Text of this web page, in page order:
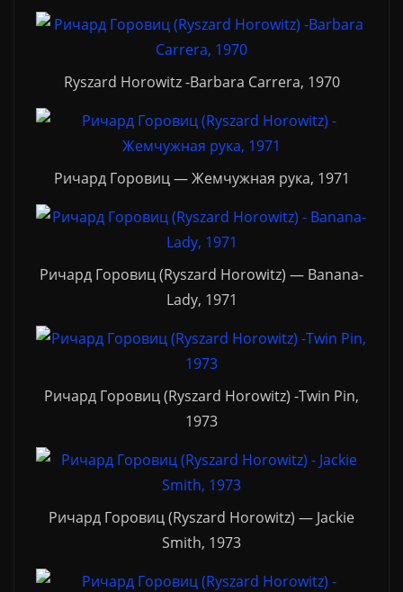
Ryszard Horowitz -Barbara Carrera, 1970
Ричард Горовиц — Жемчужная рука, 1971
Ричард Горовиц (Ryszard Horowitz) — Banana-
Lady, 1971
Ричард Горовиц (Ryszard Horowitz) -Twin Pin,
1973
Ричард Горовиц (Ryszard Horowitz) — Jackie
Smith, 1973